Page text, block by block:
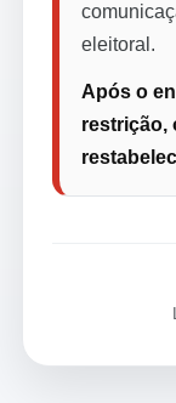
eleitoral.
Após o
restrição,